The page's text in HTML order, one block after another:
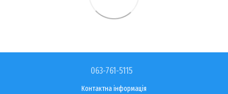
063-761-5115
Контактна інформація